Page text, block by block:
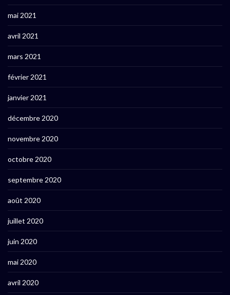
mai 2021
avril 2021
mars 2021
février 2021
janvier 2021
décembre 2020
novembre 2020
octobre 2020
septembre 2020
août 2020
juillet 2020
juin 2020
mai 2020
avril 2020